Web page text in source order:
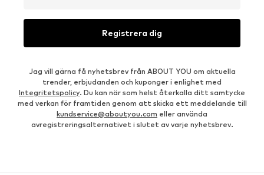
Registrera dig
Jag vill gärna få nyhetsbrev från ABOUT YOU om aktuella
trender, erbjudanden och kuponger i enlighet med
Integritetspolicy. Du kan när som helst återkalla ditt samtycke
med verkan för framtiden genom att skicka ett meddelande till
kundservice@aboutyou.com eller använda
avregistreringsalternativet i slutet av varje nyhetsbrev.